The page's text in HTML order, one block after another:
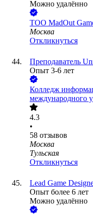
Можно удалённо
ТОО MadOut
Москва
Откликнуться
Преподаватель
Опыт 3-6 лет
Колледж
международного
4.3
•
58 отзывов
Москва
Тульская
Откликнуться
Lead Game
Опыт более 6 лет
Можно удалённо